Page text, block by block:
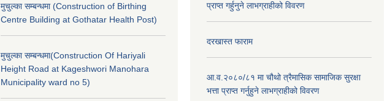
मुचुल्का सम्बन्धमा (Construction of Birthing
Centre Building at Gothatar Health Post)
मुचुल्का सम्बन्धमा(Construction Of Hariyali
Height Road at Kageshwori Manohara
Municipality ward no 5)
प्राप्त गर्हुनुने लाभग्राहीको विवरण
दरखास्त फाराम
आ.व.२०८०/८१ मा चौथो त्रैमासिक सामाजिक सुरक्षा
भत्ता प्राप्त गर्नुहुने लाभग्राहीको विवरण